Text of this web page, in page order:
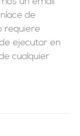
de
requiere
ejecutar en
cualquier